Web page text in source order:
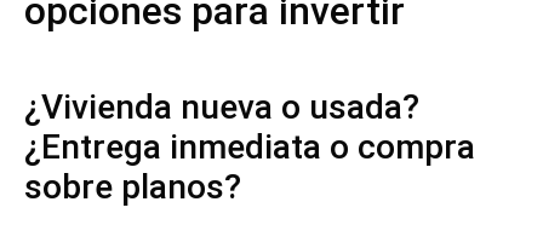
opciones para invertir
¿Vivienda nueva o usada?
¿Entrega inmediata o compra
sobre planos?